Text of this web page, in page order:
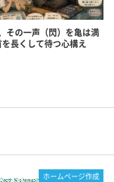
その一声（閃）を亀は満
長くして待つ心構え
ホームページ作成